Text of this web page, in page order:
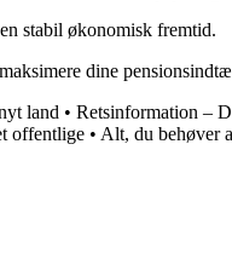
stabil økonomisk fremtid.
dine
land • Retsinformation –
offentlige • Alt, du behøver